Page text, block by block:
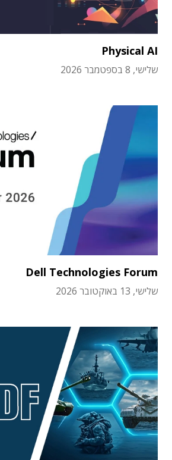
Physical AI
שלישי, 8 בספטמבר 2026
Dell Technologies Forum
שלישי, 13 באוקטובר 2026